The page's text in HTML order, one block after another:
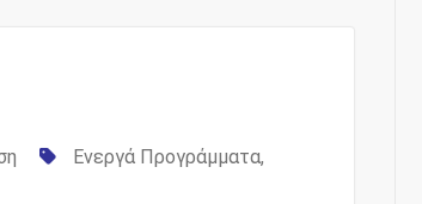
Ενεργά Προγράμματα,